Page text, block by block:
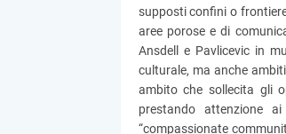
supposti confini o
aree porose e di
Ansdell e Pavlicevic in
culturale, ma anche
ambito che sollecita gli
prestando attenzione
“compassionate